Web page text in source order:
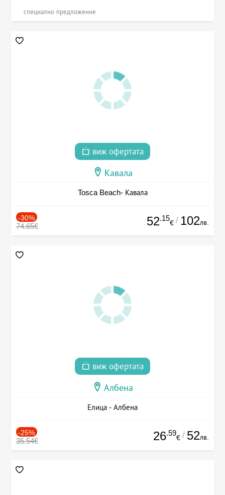
специално предложение
виж офертата
Кавала
Tosca Beach- Кавала
-30%
74.65€ 52.15
€ / 102лв.
виж офертата
Албена
Елица - Албена
-25%
35.54€ 26.59
€ / 52лв.